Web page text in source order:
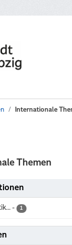
Internationale
Themen
- 1